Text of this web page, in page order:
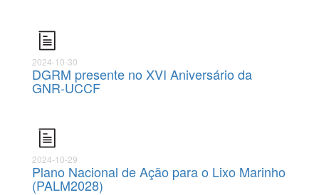
2024-10-30
DGRM presente no XVI Aniversário da
GNR-UCCF
2024-10-29
Plano Nacional de Ação para o Lixo Marinho
(PALM2028)